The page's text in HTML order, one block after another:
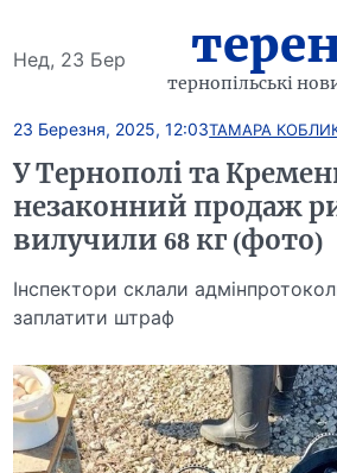
Нед, 23 Бер
тернопільські
23 Березня, 2025, 12:03ТАМАРА
У Тернополі та
незаконний продаж
вилучили 68 кг (фото)
Інспектори склали
заплатити штраф